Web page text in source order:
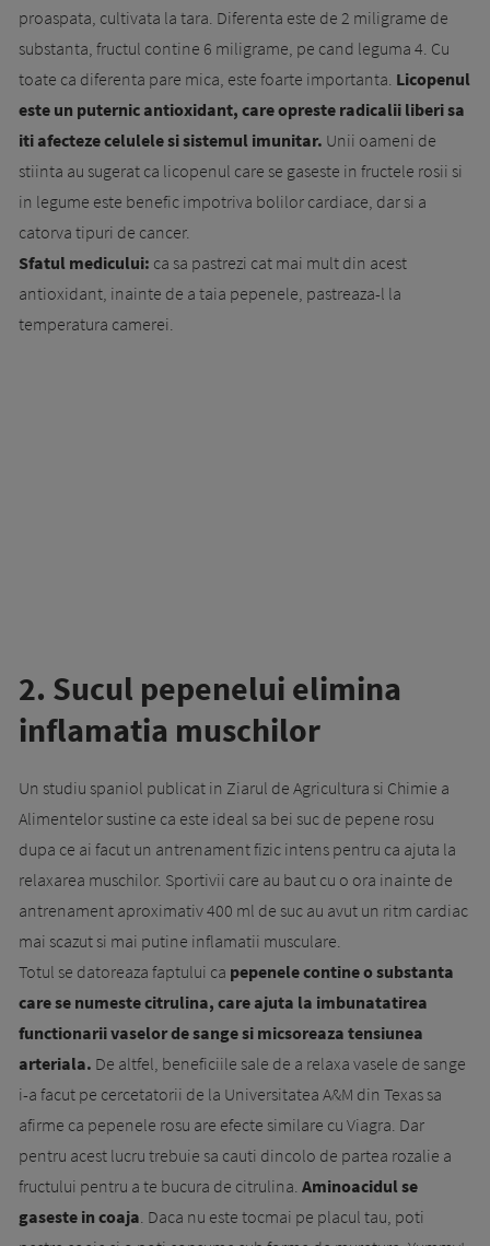
proaspata, cultivata la tara. Diferenta este de 2 miligrame de
substanta, fructul contine 6 miligrame, pe cand leguma 4. Cu
toate ca diferenta pare mica, este foarte importanta. Licopenul
este un puternic antioxidant, care opreste radicalii liberi sa
iti afecteze celulele si sistemul imunitar. Unii oameni de
stiinta au sugerat ca licopenul care se gaseste in fructele rosii si
in legume este benefic impotriva bolilor cardiace, dar si a
catorva tipuri de cancer.
Sfatul medicului: ca sa pastrezi cat mai mult din acest
antioxidant, inainte de a taia pepenele, pastreaza-l la
temperatura camerei.
2. Sucul pepenelui elimina
inflamatia muschilor
Un studiu spaniol publicat in Ziarul de Agricultura si Chimie a
Alimentelor sustine ca este ideal sa bei suc de pepene rosu
dupa ce ai facut un antrenament fizic intens pentru ca ajuta la
relaxarea muschilor. Sportivii care au baut cu o ora inainte de
antrenament aproximativ 400 ml de suc au avut un ritm cardiac
mai scazut si mai putine inflamatii musculare.
Totul se datoreaza faptului ca pepenele contine o substanta
care se numeste citrulina, care ajuta la imbunatatirea
functionarii vaselor de sange si micsoreaza tensiunea
arteriala. De altfel, beneficiile sale de a relaxa vasele de sange
i-a facut pe cercetatorii de la Universitatea A&M din Texas sa
afirme ca pepenele rosu are efecte similare cu Viagra. Dar
pentru acest lucru trebuie sa cauti dincolo de partea rozalie a
fructului pentru a te bucura de citrulina. Aminoacidul se
gaseste in coaja. Daca nu este tocmai pe placul tau, poti